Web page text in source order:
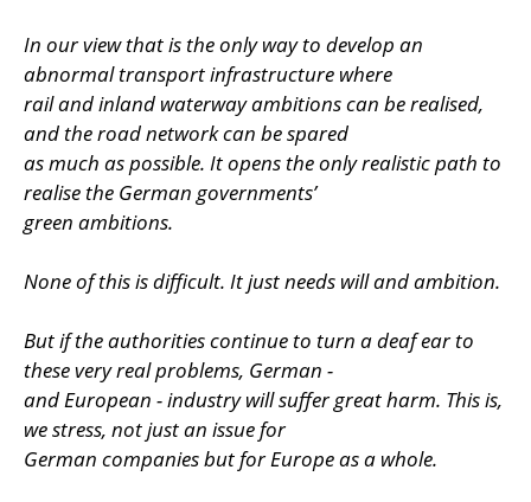
In our view that is the only way to develop an
abnormal transport infrastructure where
rail and inland waterway ambitions can be realised,
and the road network can be spared
as much as possible. It opens the only realistic path to
realise the German governments’
green ambitions.
None of this is difficult. It just needs will and ambition.
But if the authorities continue to turn a deaf ear to
these very real problems, German -
and European - industry will suffer great harm. This is,
we stress, not just an issue for
German companies but for Europe as a whole.